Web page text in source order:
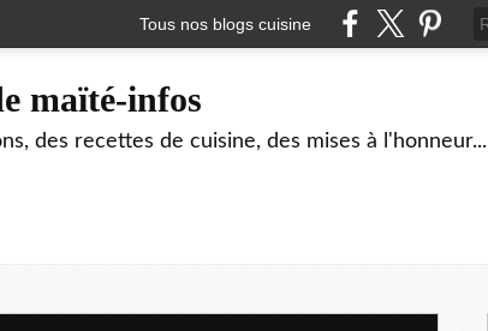
Tous nos blogs cuisine
maïté-infos
des recettes de cuisine, des mises à l'honneur...